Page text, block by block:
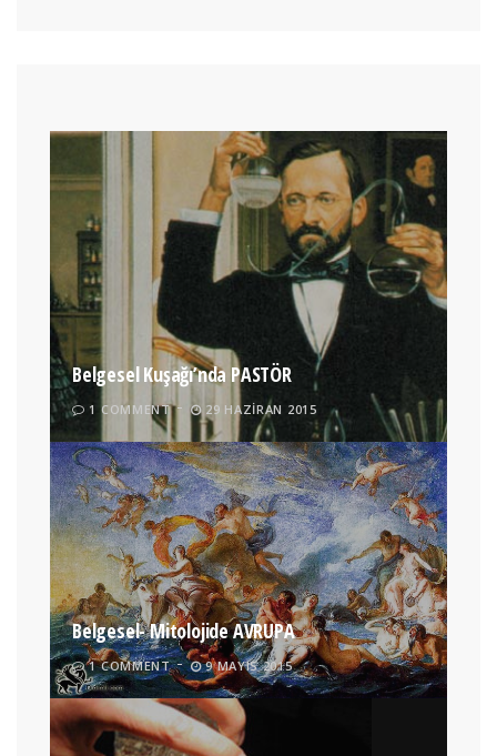
Belgesel Kuşağı’nda PASTÖR
1 COMMENT 29 HAZIRAN 2015
Belgesel- Mitolojide AVRUPA
1 COMMENT 9 MAYIS 2015